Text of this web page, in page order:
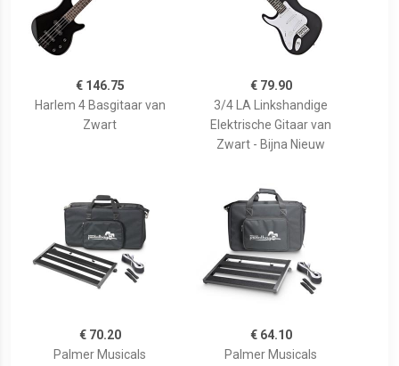
€ 146.75
Harlem 4 Basgitaar van
Zwart
€ 79.90
3/4 LA Linkshandige
Elektrische Gitaar van
Zwart - Bijna Nieuw
€ 70.20
Palmer Musicals
€ 64.10
Palmer Musicals